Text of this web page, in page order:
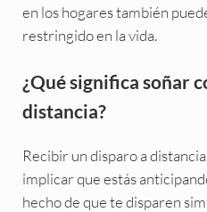
en los hogares también
restringido en la vida.
¿Qué significa soñar
distancia?
Recibir un disparo a
implicar que estás
hecho de que te disparen